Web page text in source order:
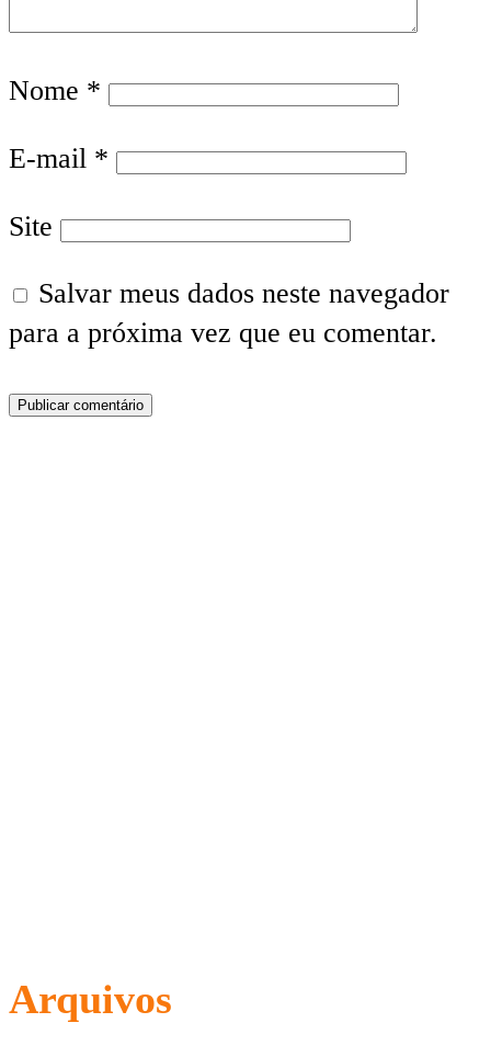
Nome *
E-mail *
Site
Salvar meus dados neste navegador
para a próxima vez que eu comentar.
Arquivos